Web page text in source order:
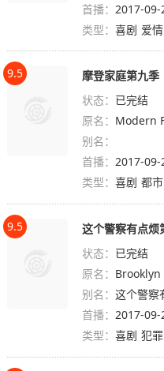
首播： 2017-09-
类型：喜剧 爱情
9.5
摩登家庭第九季
状态： 已完结
原名： Modern
别名：
首播：2017-09-
类型：喜剧 都市
9.5
这个警察有点烦
状态： 已完结
原名：
别名：这个警察
首播：2017-09-
类型：喜剧 犯罪